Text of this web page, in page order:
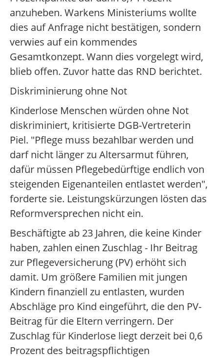
anzuheben. Warkens Ministeriums wollte
dies auf Anfrage nicht bestätigen, sondern
verwies auf ein kommendes
Gesamtkonzept. Wann dies vorgelegt wird,
blieb offen. Zuvor hatte das RND berichtet.
Diskriminierung ohne Not
Kinderlose Menschen würden ohne Not
diskriminiert, kritisierte DGB-Vertreterin
Piel. "Pflege muss bezahlbar werden und
darf nicht länger zu Altersarmut führen,
dafür müssen Pflegebedürftige endlich von
steigenden Eigenanteilen entlastet werden",
forderte sie. Leistungskürzungen lösten das
Reformversprechen nicht ein.
Beschäftigte ab 23 Jahren, die keine Kinder
haben, zahlen einen Zuschlag - Ihr Beitrag
zur Pflegeversicherung (PV) erhöht sich
damit. Um größere Familien mit jungen
Kindern finanziell zu entlasten, wurden
Abschläge pro Kind eingeführt, die den PV-
Beitrag für die Eltern verringern. Der
Zuschlag für Kinderlose liegt derzeit bei 0,6
Prozent des beitragspflichtigen